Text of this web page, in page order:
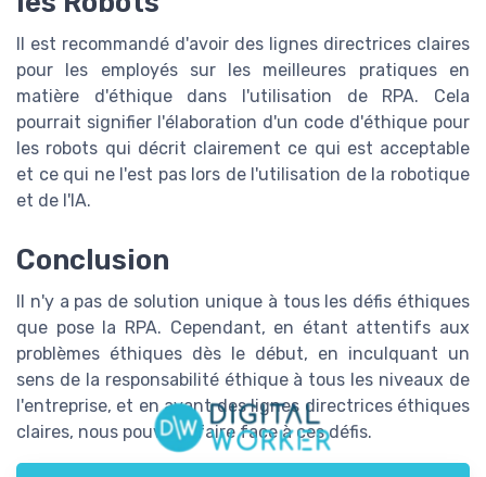
Il est recommandé d'avoir des lignes directrices claires
pour les employés sur les meilleures pratiques en
matière d'éthique dans l'utilisation de RPA. Cela
pourrait signifier l'élaboration d'un code d'éthique pour
les robots qui décrit clairement ce qui est acceptable
et ce qui ne l'est pas lors de l'utilisation de la robotique
et de l'IA.
Conclusion
Il n'y a pas de solution unique à tous les défis éthiques
que pose la RPA. Cependant, en étant attentifs aux
problèmes éthiques dès le début, en inculquant un
sens de la responsabilité éthique à tous les niveaux de
l'entreprise, et en ayant des lignes directrices éthiques
claires, nous pouvons faire face à ces défis.